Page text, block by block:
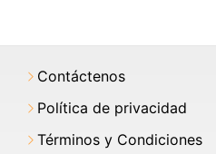
Contáctenos
Política de privacidad
Términos y Condiciones